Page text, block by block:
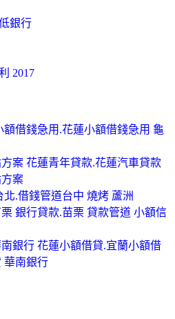
銀行
2017
額借錢急用.花蓮小額借錢急用 龜
案 花蓮青年貸款.花蓮汽車貸款
案
.借錢管道台中 燒烤 蘆洲
銀行貸款.苗栗 貸款管道 小額信
銀行 花蓮小額借貸.宜蘭小額借
華南銀行